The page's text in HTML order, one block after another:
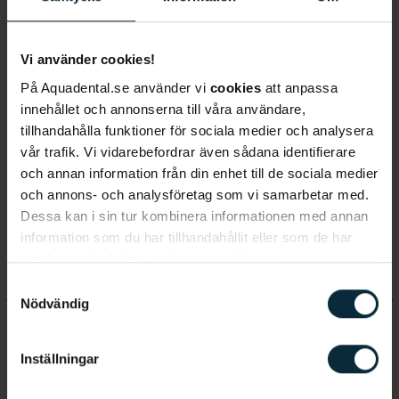
Vi använder cookies!
På Aquadental.se använder vi cookies att anpassa
innehållet och annonserna till våra användare,
tillhandahålla funktioner för sociala medier och analysera
vår trafik. Vi vidarebefordrar även sådana identifierare
och annan information från din enhet till de sociala medier
och annons- och analysföretag som vi samarbetar med.
Dessa kan i sin tur kombinera informationen med annan
information som du har tillhandahållit eller som de har
samlat in när du har använt deras tjänster.
Nödvändig
Inställningar
tänder
söder. Du hittar våra kliniker i Stockholm, Göteborg,
Malmö, Uppsala, Västerås, Linköping, Norrköping,
Enköping, Örebro, Kalmar, Falun, Borlänge, Åre,
Österund och Helsingborg.
Stor erfarenhet av tandvårdsrädsla
tandvårdsrädsla och vi vet att de patienter som lider
av tandvårdsrädsla behöver stort stöd. Våra
tandläkare har lång erfarenhet av att arbeta med
tandvårdsrädda patienter och vi anpassar ditt besök